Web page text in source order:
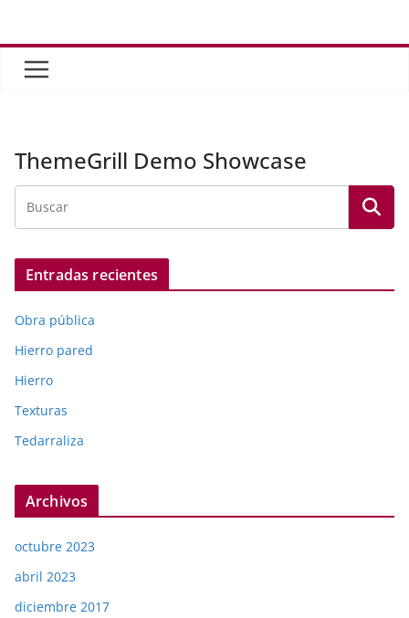
contenido
ThemeGrill Demo Showcase
Entradas recientes
Obra pública
Hierro pared
Hierro
Texturas
Tedarraliza
Archivos
octubre 2023
abril 2023
diciembre 2017